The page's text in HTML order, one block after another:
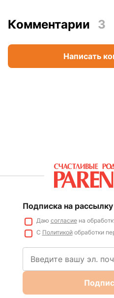
Комментарии 3
Написать
Подписка на рассылку
Даю согласиена
С Политикойобработки